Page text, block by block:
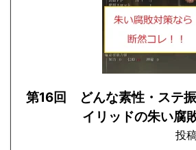
第16回 どんな素性・ステ
イリッドの朱い腐
投